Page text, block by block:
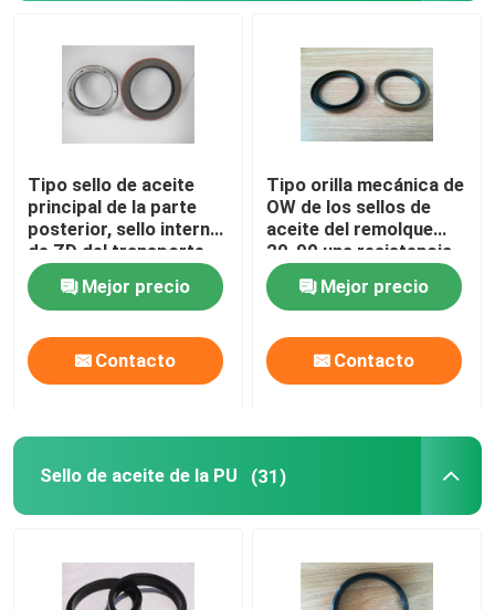
Tipo sello de aceite
principal de la parte
posterior, sello interno
de ZD del transporte
para el remolque ligero
ZD63.5X85.22X11.8
Mejor precio
Contacto
Tipo orilla mecánica de
OW de los sellos de
aceite del remolque
20-90 una resistencia
del frío de la dureza
Mejor precio
Contacto
Sello de aceite de la PU (31)